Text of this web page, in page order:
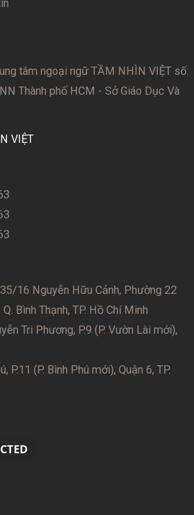
tâm ngoại ngữ TẦM NHÌN VIỆT số:
Thành phố HCM - Sở Giáo Dục Và
VIỆT
16 Nguyễn Hữu Cảnh, Phường 22
Bình Thạnh, TP. Hồ Chí Minh
Tri Phương, P.9 (P. Vườn Lài mới),
P.11 (P. Bình Phú mới), Quận 6, TP.